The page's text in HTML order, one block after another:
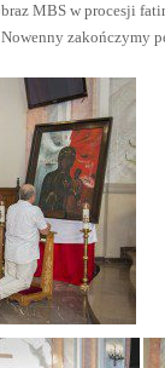
MBS w procesji
zakończymy